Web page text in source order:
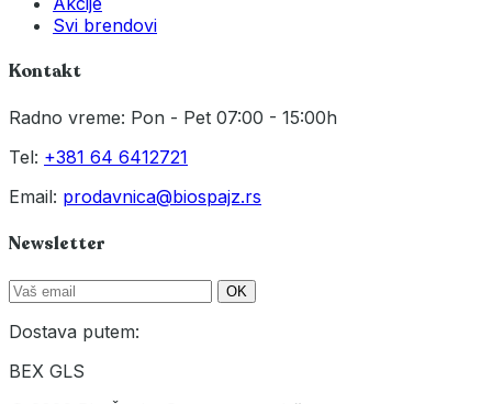
Svi brendovi
Kontakt
Radno vreme: Pon - Pet 07:00 - 15:00h
Tel: +381 64 6412721
Email: prodavnica@biospajz.rs
Newsletter
OK
Dostava putem:
BEX GLS